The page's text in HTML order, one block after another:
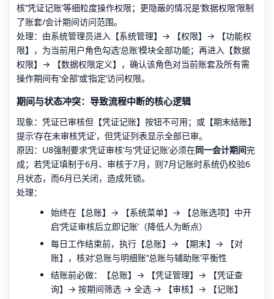
核’‘凭证记账’等细粒度操作权限；更隐蔽的情况是‘数据权限’限制
了账套/会计期间访问范围。
处理：由系统管理员进入【系统管理】→ 【权限】→ 【功能权
限】，为当前用户角色勾选‘总账’模块全部功能；再进入【数据
权限】→ 【数据权限定义】，确认该角色对当前账套及所有需
操作期间有‘全部’或‘指定’访问权限。
期间与状态冲突：导致流程中断的核心逻辑
现象：凭证已审核但【凭证记账】按钮不可用；或【期末结账】
提示‘存在未审核凭证’，但凭证列表显示全部已审。
原因：U8强制要求‘凭证审核’与‘凭证记账’必须在同一会计期间完
成；若凭证填制于6月、审核于7月，则7月记账时系统仍校验6
月状态，而6月已关闭，造成死锁。
处理：
始终在【总账】→ 【系统菜单】→ 【总账选项】中开
启‘凭证审核后立即记账’（降低人为断点）
每日工作结束前，执行【总账】→ 【期末】→ 【对
账】，核对‘总账与明细账’‘总账与辅助账’平衡性
结账前必做：【总账】→ 【凭证管理】→ 【凭证查
询】→ 按期间筛选 → 全选 → 【审核】→ 【记账】